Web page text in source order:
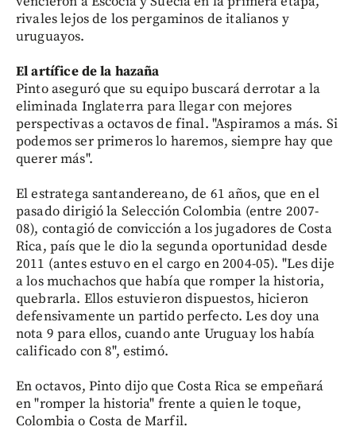
rivales lejos de los pergaminos de italianos y
uruguayos.
El artífice de la hazaña
Pinto aseguró que su equipo buscará derrotar a la
eliminada Inglaterra para llegar con mejores
perspectivas a octavos de final. "Aspiramos a más. Si
podemos ser primeros lo haremos, siempre hay que
querer más".
El estratega santandereano, de 61 años, que en el
pasado dirigió la Selección Colombia (entre 2007-
08), contagió de convicción a los jugadores de Costa
Rica, país que le dio la segunda oportunidad desde
2011 (antes estuvo en el cargo en 2004-05). "Les dije
a los muchachos que había que romper la historia,
quebrarla. Ellos estuvieron dispuestos, hicieron
defensivamente un partido perfecto. Les doy una
nota 9 para ellos, cuando ante Uruguay los había
calificado con 8", estimó.
En octavos, Pinto dijo que Costa Rica se empeñará
en "romper la historia" frente a quien le toque,
Colombia o Costa de Marfil.